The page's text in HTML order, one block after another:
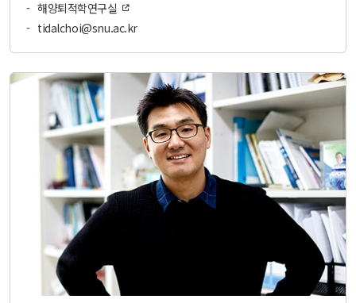
- 해양퇴적학연구실
- tidalchoi@snu.ac.kr